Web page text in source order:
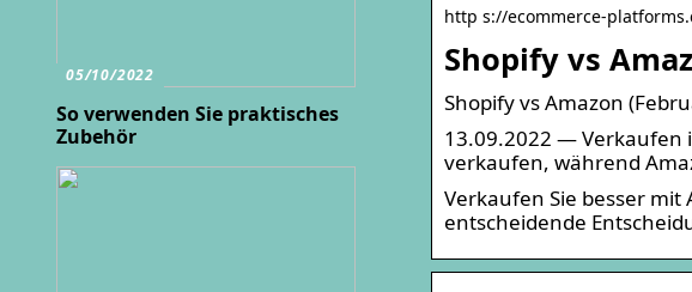
http s://ecommerce-
Shopify vs
Shopify vs Amazon
13.09.2022 — Verkaufen
verkaufen, während
Verkaufen Sie besser mit
entscheidende
05/10/2022
So verwenden Sie praktisches
Zubehör